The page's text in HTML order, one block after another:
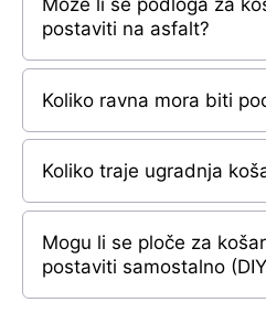
postaviti na asfalt?
Koliko ravna mora biti
Koliko traje ugradnja
Mogu li se ploče za
postaviti samostalno